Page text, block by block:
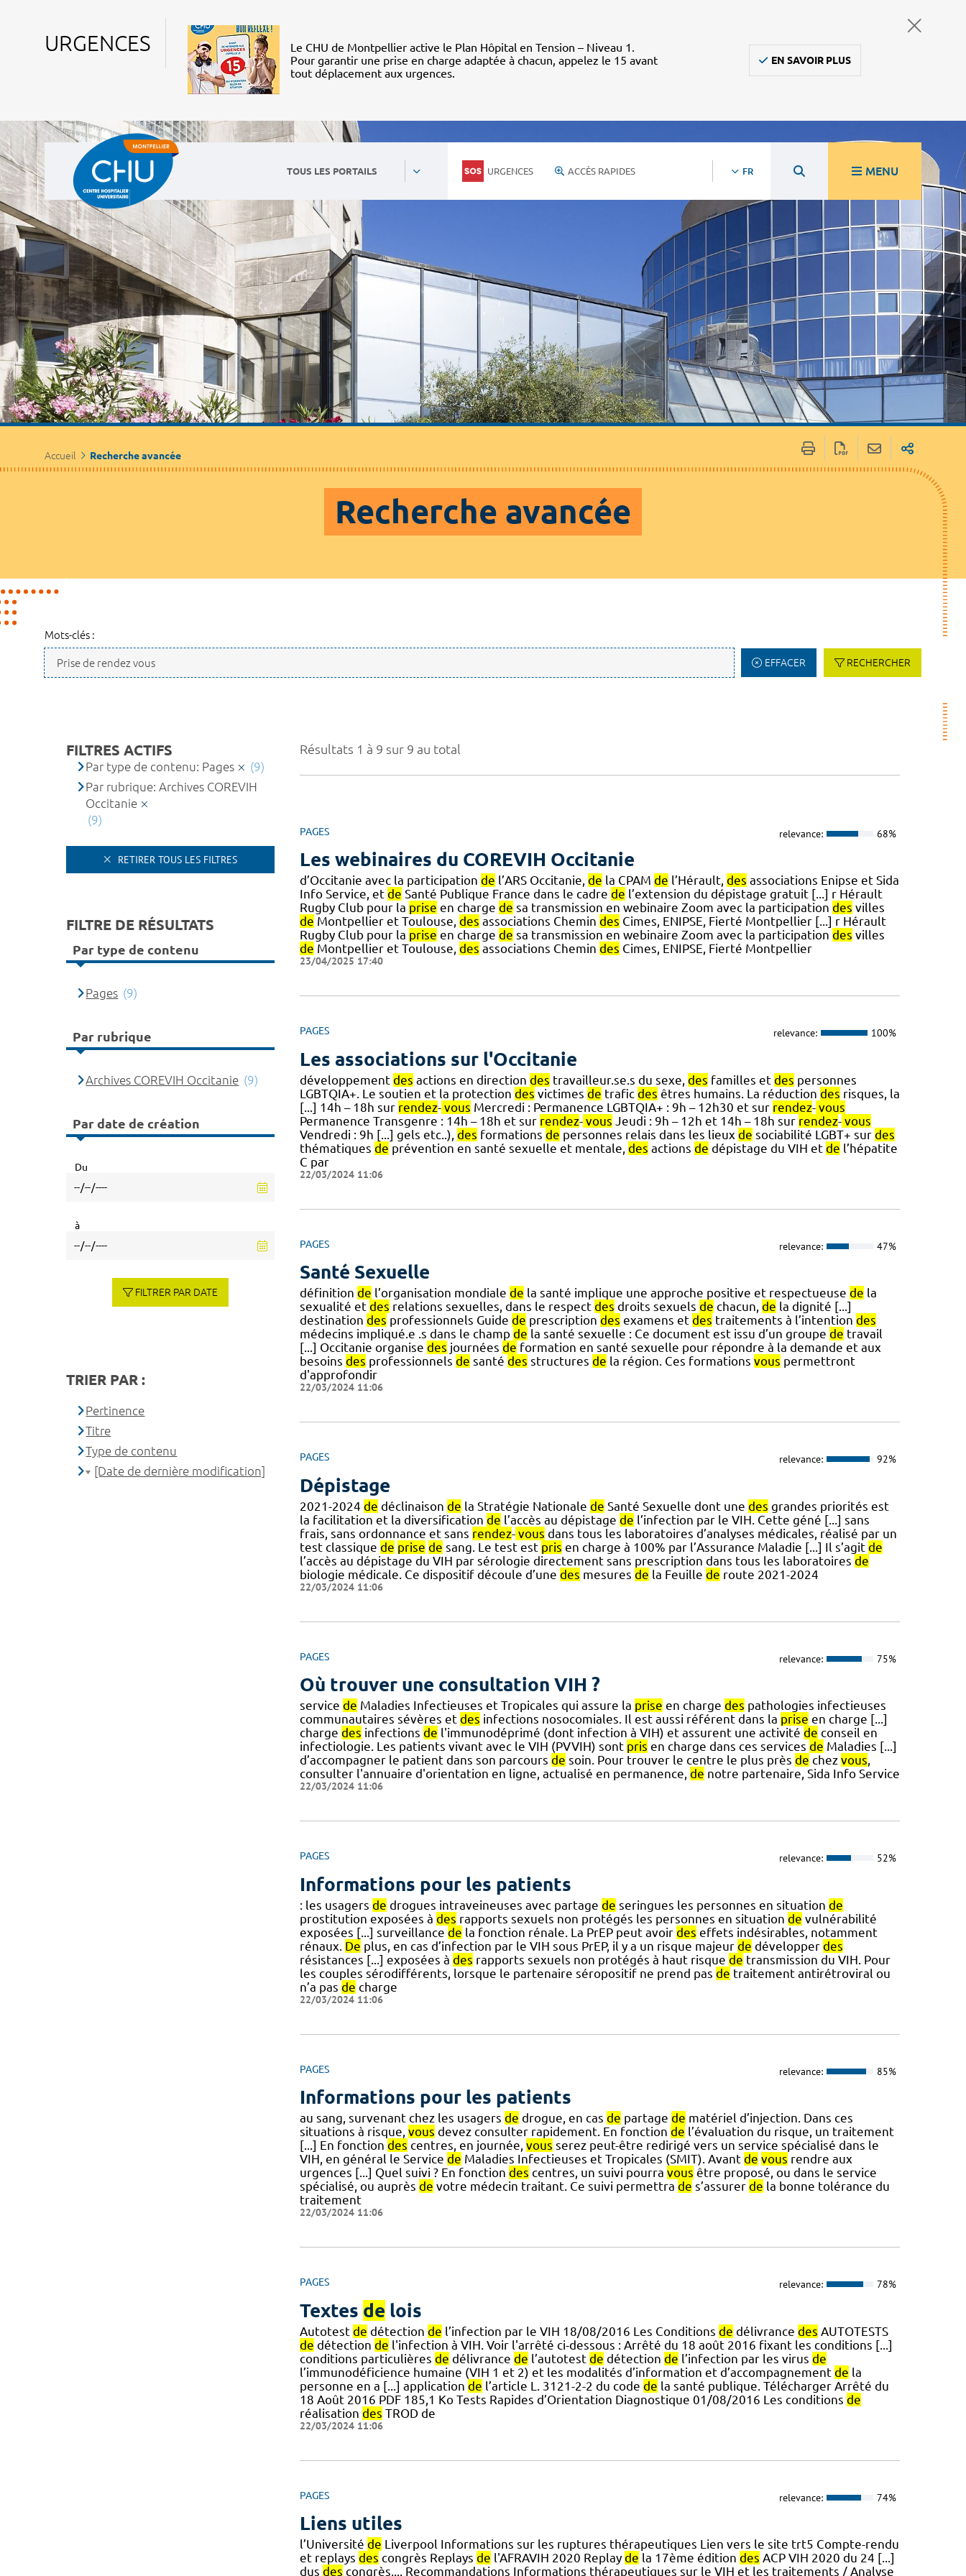
URGENCES
Le CHU de Montpellier active le Plan Hôpital en Tension – Niveau 1.
Pour garantir une prise en charge adaptée à chacun, appelez le 15 avant
tout déplacement aux urgences.
EN SAVOIR PLUS
TOUS LES PORTAILS URGENCES ACCÈS RAPIDES FR MENU
Accueil Recherche avancée
Recherche avancée
Mots-clés :
EFFACER RECHERCHER
Résultats 1 à 9 sur 9 au total
PAGES relevance: 68%
Les webinaires du COREVIH Occitanie
d’Occitanie avec la participation de l’ARS Occitanie, de la CPAM de l’Hérault, des associations Enipse et Sida
Info Service, et de Santé Publique France dans le cadre de l’extension du dépistage gratuit [...] r Hérault
Rugby Club pour la prise en charge de sa transmission en webinaire Zoom avec la participation des villes
de Montpellier et Toulouse, des associations Chemin des Cimes, ENIPSE, Fierté Montpellier [...] r Hérault
Rugby Club pour la prise en charge de sa transmission en webinaire Zoom avec la participation des villes
de Montpellier et Toulouse, des associations Chemin des Cimes, ENIPSE, Fierté Montpellier
23/04/2025 17:40
PAGES relevance: 100%
Les associations sur l'Occitanie
développement des actions en direction des travailleur.se.s du sexe, des familles et des personnes
LGBTQIA+. Le soutien et la protection des victimes de trafic des êtres humains. La réduction des risques, la
[...] 14h – 18h sur rendez- vous Mercredi : Permanence LGBTQIA+ : 9h – 12h30 et sur rendez- vous
Permanence Transgenre : 14h – 18h et sur rendez- vous Jeudi : 9h – 12h et 14h – 18h sur rendez- vous
Vendredi : 9h [...] gels etc..), des formations de personnes relais dans les lieux de sociabilité LGBT+ sur des
thématiques de prévention en santé sexuelle et mentale, des actions de dépistage du VIH et de l’hépatite
C par
22/03/2024 11:06
PAGES relevance: 47%
Santé Sexuelle
définition de l’organisation mondiale de la santé implique une approche positive et respectueuse de la
sexualité et des relations sexuelles, dans le respect des droits sexuels de chacun, de la dignité [...]
destination des professionnels Guide de prescription des examens et des traitements à l’intention des
médecins impliqué.e .s dans le champ de la santé sexuelle : Ce document est issu d’un groupe de travail
[...] Occitanie organise des journées de formation en santé sexuelle pour répondre à la demande et aux
besoins des professionnels de santé des structures de la région. Ces formations vous permettront
d'approfondir
22/03/2024 11:06
PAGES relevance: 92%
Dépistage
2021-2024 de déclinaison de la Stratégie Nationale de Santé Sexuelle dont une des grandes priorités est
la facilitation et la diversification de l’accès au dépistage de l’infection par le VIH. Cette géné [...] sans
frais, sans ordonnance et sans rendez- vous dans tous les laboratoires d’analyses médicales, réalisé par un
test classique de prise de sang. Le test est pris en charge à 100% par l’Assurance Maladie [...] Il s’agit de
l’accès au dépistage du VIH par sérologie directement sans prescription dans tous les laboratoires de
biologie médicale. Ce dispositif découle d’une des mesures de la Feuille de route 2021-2024
22/03/2024 11:06
PAGES relevance: 75%
Où trouver une consultation VIH ?
service de Maladies Infectieuses et Tropicales qui assure la prise en charge des pathologies infectieuses
communautaires sévères et des infections nosocomiales. Il est aussi référent dans la prise en charge [...]
charge des infections de l'immunodéprimé (dont infection à VIH) et assurent une activité de conseil en
infectiologie. Les patients vivant avec le VIH (PVVIH) sont pris en charge dans ces services de Maladies [...]
d’accompagner le patient dans son parcours de soin. Pour trouver le centre le plus près de chez vous,
consulter l'annuaire d'orientation en ligne, actualisé en permanence, de notre partenaire, Sida Info Service
22/03/2024 11:06
PAGES relevance: 52%
Informations pour les patients
: les usagers de drogues intraveineuses avec partage de seringues les personnes en situation de
prostitution exposées à des rapports sexuels non protégés les personnes en situation de vulnérabilité
exposées [...] surveillance de la fonction rénale. La PrEP peut avoir des effets indésirables, notamment
rénaux. De plus, en cas d’infection par le VIH sous PrEP, il y a un risque majeur de développer des
résistances [...] exposées à des rapports sexuels non protégés à haut risque de transmission du VIH. Pour
les couples sérodifférents, lorsque le partenaire séropositif ne prend pas de traitement antirétroviral ou
n’a pas de charge
22/03/2024 11:06
PAGES relevance: 85%
Informations pour les patients
au sang, survenant chez les usagers de drogue, en cas de partage de matériel d’injection. Dans ces
situations à risque, vous devez consulter rapidement. En fonction de l’évaluation du risque, un traitement
[...] En fonction des centres, en journée, vous serez peut-être redirigé vers un service spécialisé dans le
VIH, en général le Service de Maladies Infectieuses et Tropicales (SMIT). Avant de vous rendre aux
urgences [...] Quel suivi ? En fonction des centres, un suivi pourra vous être proposé, ou dans le service
spécialisé, ou auprès de votre médecin traitant. Ce suivi permettra de s’assurer de la bonne tolérance du
traitement
22/03/2024 11:06
PAGES relevance: 78%
Textes de lois
Autotest de détection de l’infection par le VIH 18/08/2016 Les Conditions de délivrance des AUTOTESTS
de détection de l'infection à VIH. Voir l'arrêté ci-dessous : Arrêté du 18 août 2016 fixant les conditions [...]
conditions particulières de délivrance de l’autotest de détection de l’infection par les virus de
l’immunodéficience humaine (VIH 1 et 2) et les modalités d’information et d’accompagnement de la
personne en a [...] application de l’article L. 3121-2-2 du code de la santé publique. Télécharger Arrêté du
18 Août 2016 PDF 185,1 Ko Tests Rapides d’Orientation Diagnostique 01/08/2016 Les conditions de
réalisation des TROD de
22/03/2024 11:06
PAGES relevance: 74%
Liens utiles
l’Université de Liverpool Informations sur les ruptures thérapeutiques Lien vers le site trt5 Compte-rendu
et replays des congrès Replays de l'AFRAVIH 2020 Replay de la 17ème édition des ACP VIH 2020 du 24 [...]
dus des congrès,... Recommandations Informations thérapeutiques sur le VIH et les traitements / Analyse
FILTRES ACTIFS
Par type de contenu: Pages
(9)
Par rubrique: Archives COREVIH
Occitanie
(9)
RETIRER TOUS LES FILTRES
FILTRE DE RÉSULTATS
Par type de contenu
Pages (9)
Par rubrique
Archives COREVIH Occitanie (9)
Par date de création
Du
à
FILTRER PAR DATE
TRIER PAR :
Pertinence
Titre
Type de contenu
[Date de dernière modification]